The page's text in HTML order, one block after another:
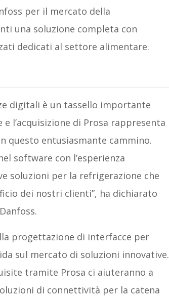
per il mercato della
una soluzione completa con
dedicati al settore alimentare.
digitali è un tassello importante
l’acquisizione di Prosa rappresenta
questo entusiasmante cammino.
software con l’esperienza
soluzioni per la refrigerazione che
dei nostri clienti”, ha dichiarato
progettazione di interfacce per
sul mercato di soluzioni innovative.
tramite Prosa ci aiuteranno a
di connettività per la catena